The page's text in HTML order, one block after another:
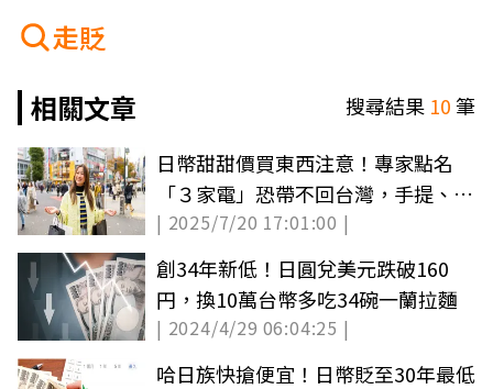
走貶
相關文章
搜尋結果 10筆
日幣甜甜價買東西注意！專家點名
「３家電」恐帶不回台灣，手提、託
運都不行
| 2025/7/20 17:01:00 |
創34年新低！日圓兌美元跌破160
円，換10萬台幣多吃34碗一蘭拉麵
| 2024/4/29 06:04:25 |
哈日族快搶便宜！日幣貶至30年最低